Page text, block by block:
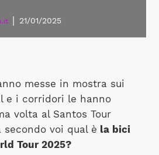
21/01/2025
messe in mostra sui
e i corridori le hanno
volta al Santos Tour
secondo voi qual è la bici
Tour 2025?